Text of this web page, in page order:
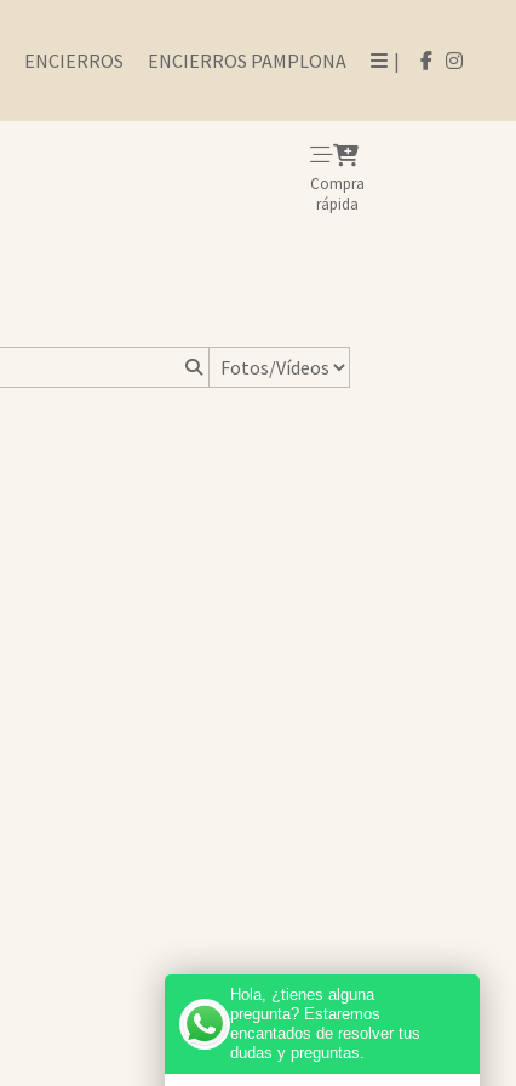
ENCIERROS ENCIERROS PAMPLONA |
Compra
rápida
Hola, ¿tienes alguna
pregunta? Estaremos
encantados de resolver tus
dudas y preguntas.